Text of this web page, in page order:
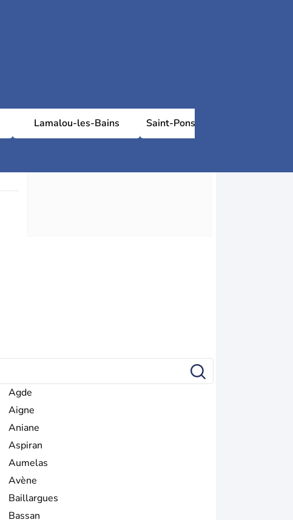
Lamalou-les-Bains Saint-Pons-de-Thomières
Agde
Aigne
Aniane
Aspiran
Aumelas
Avène
Baillargues
Bassan